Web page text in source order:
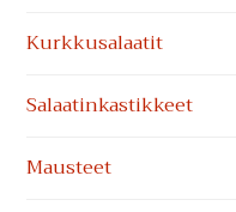
Kurkkusalaatit
Salaatinkastikkeet
Mausteet